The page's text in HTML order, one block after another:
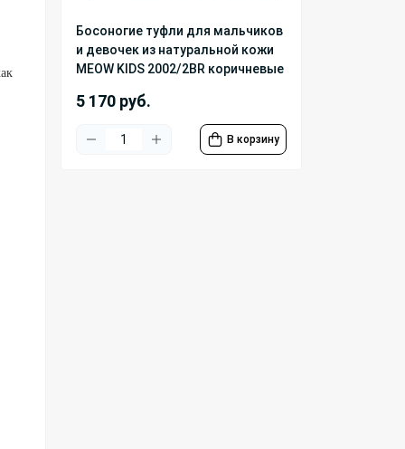
Босоногие туфли для мальчиков
и девочек из натуральной кожи
MEOW KIDS 2002/2BR коричневые
5 170 руб.
В корзину